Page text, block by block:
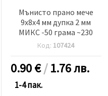
Мънисто прано мече
9x8x4 мм дупка 2 мм
МИКС -50 грама ~230
Код: 107424
0.90€/1.76 лв.
1-4 пак.